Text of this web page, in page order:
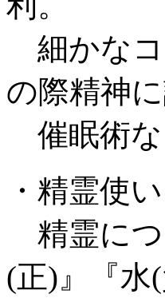
細かなコ
の際精神
催眠術な
・精霊使い
精霊につ
(正)』『水